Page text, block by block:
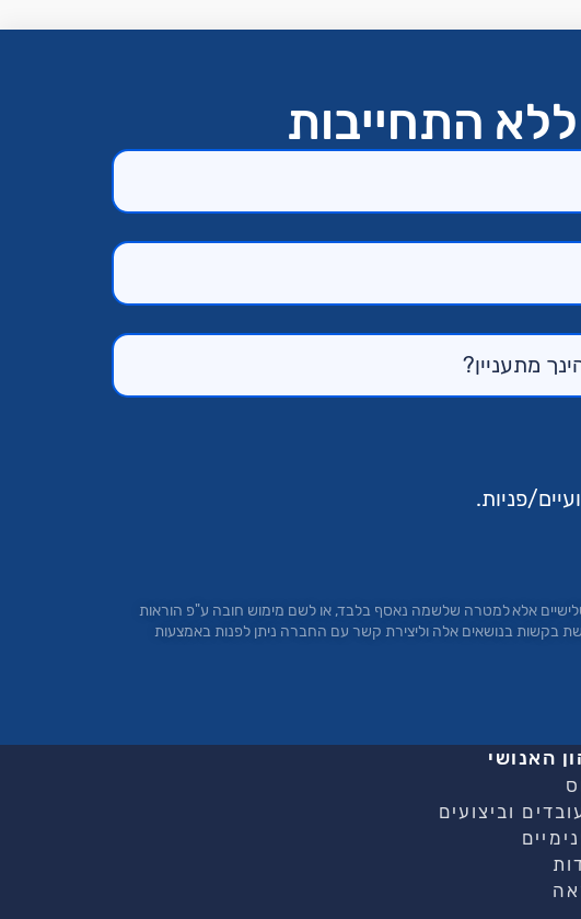
התחייבות​
פניות.
אלא למטרה שלשמה נאסף בלבד, או לשם מימוש חובה ע"פ הוראות
ולבקש לתקנו ע"פ הקבוע בסעיפים 13 ו- 14 לחוק הגנת הפרטיות. להגשת בקשות בנושאים אלה וליצירת קשר עם החברה ניתן לפנות באמצעות
האנושי
וביצועים